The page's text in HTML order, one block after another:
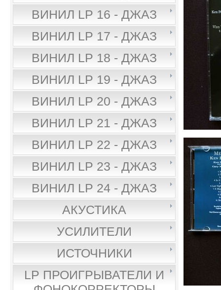
ВИНИЛ LP 16 - ДЖАЗ
ВИНИЛ LP 17 - ДЖАЗ
ВИНИЛ LP 18 - ДЖАЗ
ВИНИЛ LP 19 - ДЖАЗ
ВИНИЛ LP 20 - ДЖАЗ
ВИНИЛ LP 21 - ДЖАЗ
ВИНИЛ LP 22 - ДЖАЗ
ВИНИЛ LP 23 - ДЖАЗ
ВИНИЛ LP 24 - ДЖАЗ
АКУСТИКА
УСИЛИТЕЛИ
ИСТОЧНИКИ
LP ПРОИГРЫВАТЕЛИ И